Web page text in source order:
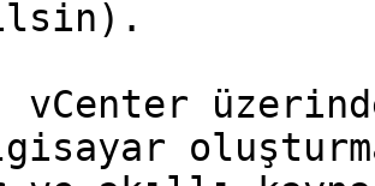
vCenter